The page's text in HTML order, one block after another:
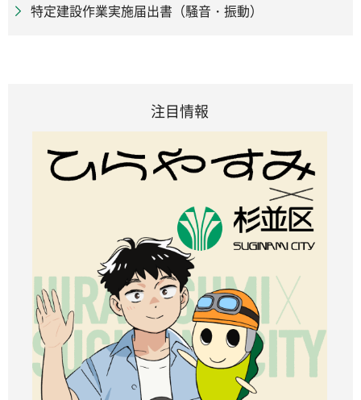
特定建設作業実施届出書（騒音・振動）
注目情報